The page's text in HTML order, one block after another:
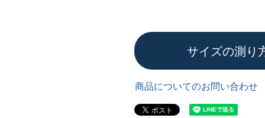
サイズの測り
商品についてのお問い合わせ